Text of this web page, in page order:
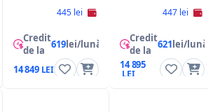
WHC20D023B1 SF
193.5x54x54.5 ,
Frigider 227 L ,
Congelator 79 L
445 lei
Credit
de la 619lei/lună
14 849
447 lei
Credit
de la 621lei/lună
14 895